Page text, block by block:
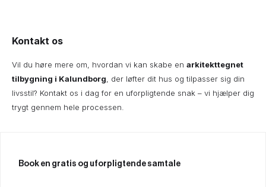
Kontakt os
Vil du høre mere om, hvordan vi kan skabe en arkitekttegnet
tilbygning i Kalundborg, der løfter dit hus og tilpasser sig din
livsstil? Kontakt os i dag for en uforpligtende snak – vi hjælper dig
trygt gennem hele processen.
Book en gratis og uforpligtende samtale